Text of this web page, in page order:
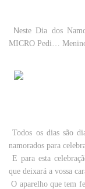
Neste Dia dos
MICRO Pedi…
Todos os dias são
namorados para
E para esta
que deixará a vossa
O aparelho que tem